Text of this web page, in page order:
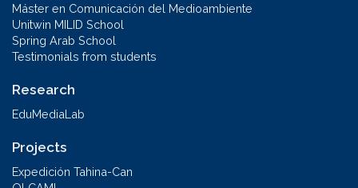
Máster en Comunicación del Medioambiente
Unitwin MILID School
Spring Arab School
Testimonials from students
Research
EduMediaLab
Projects
Expedición Tahina-Can